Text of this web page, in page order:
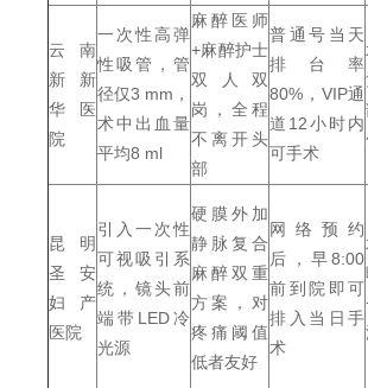
云南
新新
华医
院
一次性高弹
性吸管，管
径仅3 mm，
术中出血量
平均8 ml
麻醉医师
+麻醉护士
双人双
岗，全程
不离开头
部
普通号当天
排台率
80%，VIP通
道12小时内
可手术
昆明
圣安
妇产
医院
引入一次性
可视吸引系
统，镜头前
端带LED冷
光源
硬膜外加
静脉复合
麻醉双重
方案，对
疼痛阈值
低者友好
网络预约
后，早8:00
前到院即可
排入当日手
术